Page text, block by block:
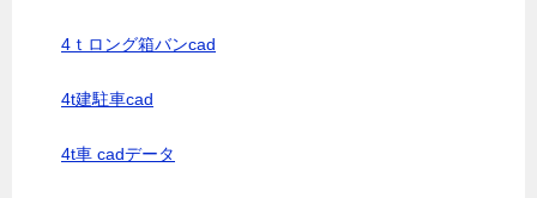
4ｔロング箱バンcad
4t建駐車cad
4t車 cadデータ